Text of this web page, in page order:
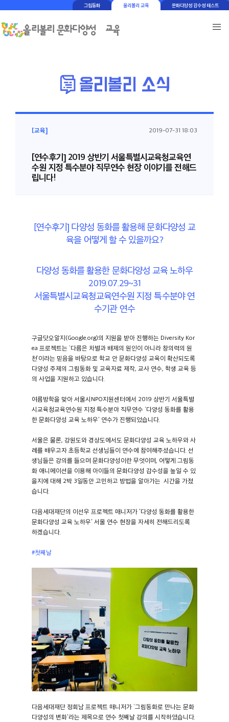
그림동화 올리볼리 교육 문화다양성 감수성 테스트
[교육] 2019-07-31 18:03
[연수후기] 2019 상반기 서울특별시교육청교육연
수원 지정 특수분야 직무연수 현장 이야기를 전해드
립니다!
[연수후기] 다양성 동화를 활용해 문화다양성 교
육을 어떻게 할 수 있을까요?
다양성 동화를 활용한 문화다양성 교육 노하우
2019.07.29~31
서울특별시교육청교육연수원 지정 특수분야 연
수기관 연수
구글닷오알지(Google.org)의 지원을 받아 진행하는 Diversity Kor
ea 프로젝트는 ‘다름은 차별과 배제의 원인이 아니라 창의력의 원
천’이라는 믿음을 바탕으로 학교 안 문화다양성 교육이 확산되도록
다양성 주제의 그림동화 및 교육자료 제작, 교사 연수, 학생 교육 등
의 사업을 지원하고 있습니다.
여름방학을 맞아 서울시NPO지원센터에서 2019 상반기 서울특별
시교육청교육연수원 지정 특수분야 직무연수 ‘다양성 동화를 활용
한 문화다앙성 교육 노하우' 연수가 진행되었습니다.
서울은 물론, 강원도와 경상도에서도 문화다양성 교육 노하우와 사
례를 배우고자 초등학교 선생님들이 연수에 참여해주셨습니다.선
생님들은 강의를 들으며 문화다양성이란 무엇이며, 어떻게 그림동
화 애니메이션을 이용해 아이들의 문화다양성 감수성을 높일 수 있
을지에 대해 2박 3일동안 고민하고 방법을 알아가는 시간을 가졌
습니다.
다음세대재단의 이선우 프로젝트 매니저가 '다양성 동화를 활용한
문화다양성 교육 노하우' 서울 연수 현장을 자세히 전해드리도록
하겠습니다.
#첫째날
다음세대재단 정회남 프로젝트 매니저가 ‘그림동화로 만나는 문화
다양성의 변화'라는 제목으로 연수 첫째날 강의를 시작하였습니다.